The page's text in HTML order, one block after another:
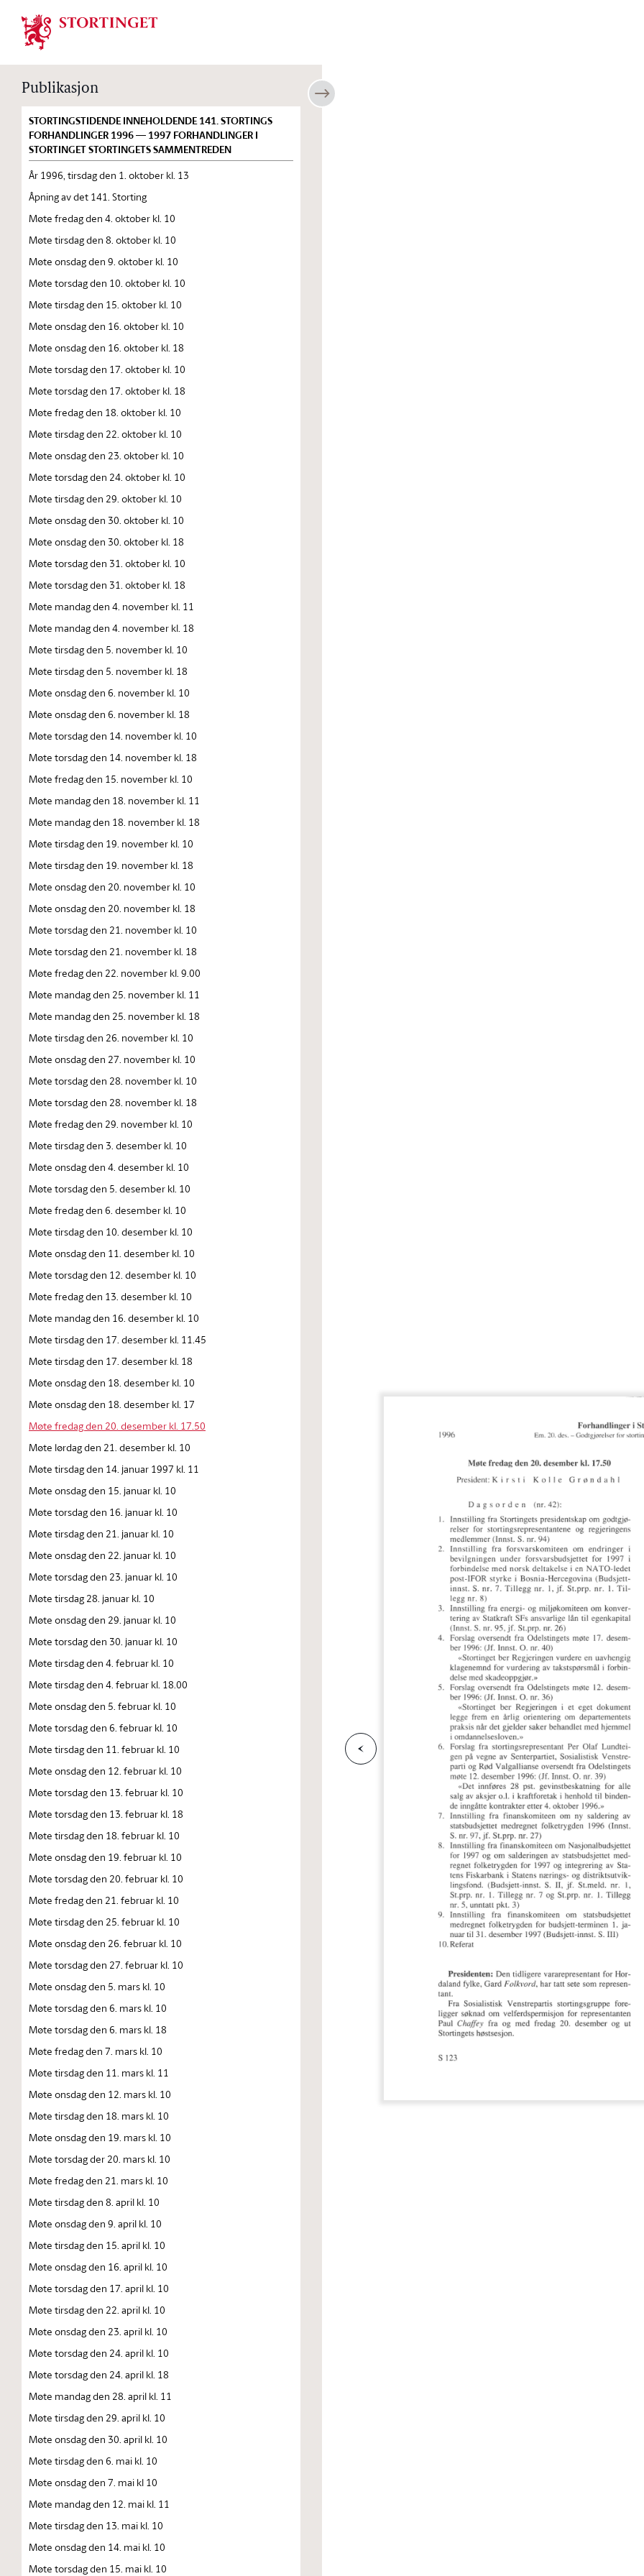
Stortinget.no
Publikasjon
STORTINGSTIDENDE INNEHOLDENDE 141. STORTINGS
FORHANDLINGER 1996 — 1997 FORHANDLINGER I
STORTINGET STORTINGETS SAMMENTREDEN
År 1996, tirsdag den 1. oktober kl. 13
Åpning av det 141. Storting
Møte fredag den 4. oktober kl. 10
Møte tirsdag den 8. oktober kl. 10
Møte onsdag den 9. oktober kl. 10
Møte torsdag den 10. oktober kl. 10
Møte tirsdag den 15. oktober kl. 10
Møte onsdag den 16. oktober kl. 10
Møte onsdag den 16. oktober kl. 18
Møte torsdag den 17. oktober kl. 10
Møte torsdag den 17. oktober kl. 18
Møte fredag den 18. oktober kl. 10
Møte tirsdag den 22. oktober kl. 10
Møte onsdag den 23. oktober kl. 10
Møte torsdag den 24. oktober kl. 10
Møte tirsdag den 29. oktober kl. 10
Møte onsdag den 30. oktober kl. 10
Møte onsdag den 30. oktober kl. 18
Møte torsdag den 31. oktober kl. 10
Møte torsdag den 31. oktober kl. 18
Møte mandag den 4. november kl. 11
Møte mandag den 4. november kl. 18
Møte tirsdag den 5. november kl. 10
Møte tirsdag den 5. november kl. 18
Møte onsdag den 6. november kl. 10
Møte onsdag den 6. november kl. 18
Møte torsdag den 14. november kl. 10
Møte torsdag den 14. november kl. 18
Møte fredag den 15. november kl. 10
Møte mandag den 18. november kl. 11
Møte mandag den 18. november kl. 18
Møte tirsdag den 19. november kl. 10
Møte tirsdag den 19. november kl. 18
Møte onsdag den 20. november kl. 10
Møte onsdag den 20. november kl. 18
Møte torsdag den 21. november kl. 10
Møte torsdag den 21. november kl. 18
Møte fredag den 22. november kl. 9.00
Møte mandag den 25. november kl. 11
Møte mandag den 25. november kl. 18
Møte tirsdag den 26. november kl. 10
Møte onsdag den 27. november kl. 10
Møte torsdag den 28. november kl. 10
Møte torsdag den 28. november kl. 18
Møte fredag den 29. november kl. 10
Møte tirsdag den 3. desember kl. 10
Møte onsdag den 4. desember kl. 10
Møte torsdag den 5. desember kl. 10
Møte fredag den 6. desember kl. 10
Møte tirsdag den 10. desember kl. 10
Møte onsdag den 11. desember kl. 10
Møte torsdag den 12. desember kl. 10
Møte fredag den 13. desember kl. 10
Møte mandag den 16. desember kl. 10
Møte tirsdag den 17. desember kl. 11.45
Møte tirsdag den 17. desember kl. 18
Møte onsdag den 18. desember kl. 10
Møte onsdag den 18. desember kl. 17
Møte fredag den 20. desember kl. 17.50
Møte lørdag den 21. desember kl. 10
Møte tirsdag den 14. januar 1997 kl. 11
Møte onsdag den 15. januar kl. 10
Møte torsdag den 16. januar kl. 10
Møte tirsdag den 21. januar kl. 10
Møte onsdag den 22. januar kl. 10
Møte torsdag den 23. januar kl. 10
Møte tirsdag 28. januar kl. 10
Møte onsdag den 29. januar kl. 10
Møte torsdag den 30. januar kl. 10
Møte tirsdag den 4. februar kl. 10
Møte tirsdag den 4. februar kl. 18.00
Møte onsdag den 5. februar kl. 10
Møte torsdag den 6. februar kl. 10
Møte tirsdag den 11. februar kl. 10
Møte onsdag den 12. februar kl. 10
Møte torsdag den 13. februar kl. 10
Møte torsdag den 13. februar kl. 18
Møte tirsdag den 18. februar kl. 10
Møte onsdag den 19. februar kl. 10
Møte torsdag den 20. februar kl. 10
Møte fredag den 21. februar kl. 10
Møte tirsdag den 25. februar kl. 10
Møte onsdag den 26. februar kl. 10
Møte torsdag den 27. februar kl. 10
Møte onsdag den 5. mars kl. 10
Møte torsdag den 6. mars kl. 10
Møte torsdag den 6. mars kl. 18
Møte fredag den 7. mars kl. 10
Møte tirsdag den 11. mars kl. 11
Møte onsdag den 12. mars kl. 10
Møte tirsdag den 18. mars kl. 10
Møte onsdag den 19. mars kl. 10
Møte torsdag der 20. mars kl. 10
Møte fredag den 21. mars kl. 10
Møte tirsdag den 8. april kl. 10
Møte onsdag den 9. april kl. 10
Møte tirsdag den 15. april kl. 10
Møte onsdag den 16. april kl. 10
Møte torsdag den 17. april kl. 10
Møte tirsdag den 22. april kl. 10
Møte onsdag den 23. april kl. 10
Møte torsdag den 24. april kl. 10
Møte torsdag den 24. april kl. 18
Møte mandag den 28. april kl. 11
Møte tirsdag den 29. april kl. 10
Møte onsdag den 30. april kl. 10
Møte tirsdag den 6. mai kl. 10
Møte onsdag den 7. mai kl 10
Møte mandag den 12. mai kl. 11
Møte tirsdag den 13. mai kl. 10
Møte onsdag den 14. mai kl. 10
Møte torsdag den 15. mai kl. 10
F
o
rr
i
g
e
s
i
de